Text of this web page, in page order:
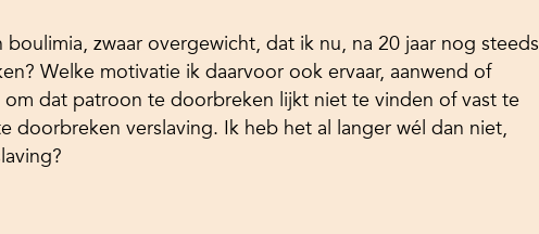
zwaar overgewicht, dat ik nu, na 20 jaar nog steeds
Welke motivatie ik daarvoor ook ervaar, aanwend of
dat patroon te doorbreken lijkt niet te vinden of vast te
doorbreken verslaving. Ik heb het al langer wél dan niet,